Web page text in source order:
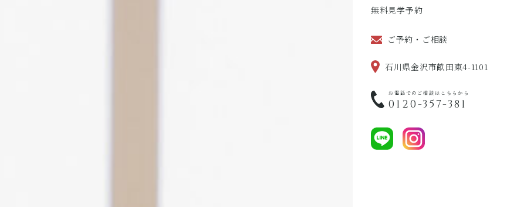
無料見学予約
ご予約・ご相談
石川県金沢市畝田東4-1101
お電話でのご相談はこちらから
0120-357-381